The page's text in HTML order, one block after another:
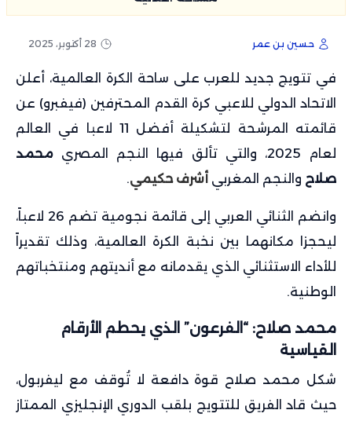
حسين بن عمر 28 أكتوبر، 2025
في تتويج جديد للعرب على ساحة الكرة العالمية، أعلن
الاتحاد الدولي للاعبي كرة القدم المحترفين (فيفبرو) عن
قائمته المرشحة لتشكيلة أفضل 11 لاعبا في العالم
لعام 2025، والتي تألق فيها النجم المصري
محمد
صلاح والنجم المغربي أشرف حكيمي.
وانضم الثنائي العربي إلى قائمة نجومية تضم 26 لاعباً،
ليحجزا مكانهما بين نخبة الكرة العالمية، وذلك تقديراً
للأداء الاستثنائي الذي يقدمانه مع أنديتهم ومنتخباتهم
الوطنية.
محمد صلاح: “الفرعون” الذي يحطم الأرقام
القياسية
شكل محمد صلاح قوة دافعة لا تُوقف مع ليفربول،
حيث قاد الفريق للتتويج بلقب الدوري الإنجليزي الممتاز